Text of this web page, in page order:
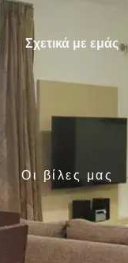
Σχετικά με εμάς
Οι βίλες μας